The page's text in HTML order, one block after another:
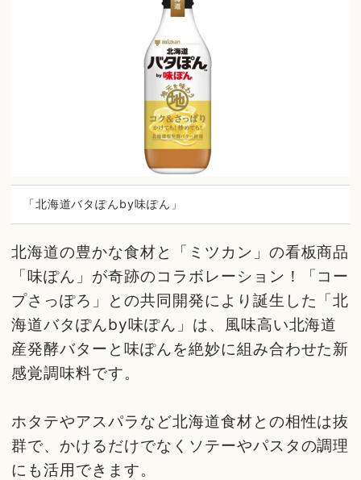
「北海道バタぽんby味ぽん」
北海道の豊かな食材と「ミツカン」の看板商品
「味ぽん」が奇跡のコラボレーション！「コー
プさっぽろ」との共同開発により誕生した「北
海道バタぽんby味ぽん」は、風味高い北海道
産発酵バターと味ぽんを絶妙に組み合わせた新
感覚調味料です。
ホタテやアスパラなど北海道食材との相性は抜
群で、かけるだけでなくソテーやパスタの調理
にも活用できます。